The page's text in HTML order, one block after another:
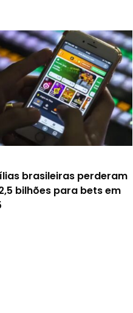
brasileiras perderam
bilhões para bets em